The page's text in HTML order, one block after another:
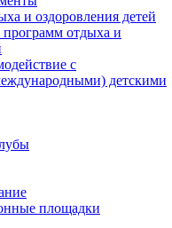
и оздоровления детей
отдыха и
с
детскими
площадки